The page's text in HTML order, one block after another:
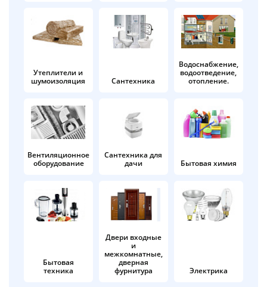
Утеплители и
шумоизоляция
Сантехника
Водоснабжение,
водоотведение,
отопление.
Вентиляционное
оборудование
Сантехника для
дачи
Бытовая химия
Бытовая
техника
Двери входные
и
межкомнатные,
дверная
фурнитура
Электрика
Получайте товар
выбранный способом
Оставшиеся
% будут
по25%каждые 2 недели
Подробнее
об оплате Плайтом
раз в 2
Остались вопросы?
8 800 302-02-51
plait.ru